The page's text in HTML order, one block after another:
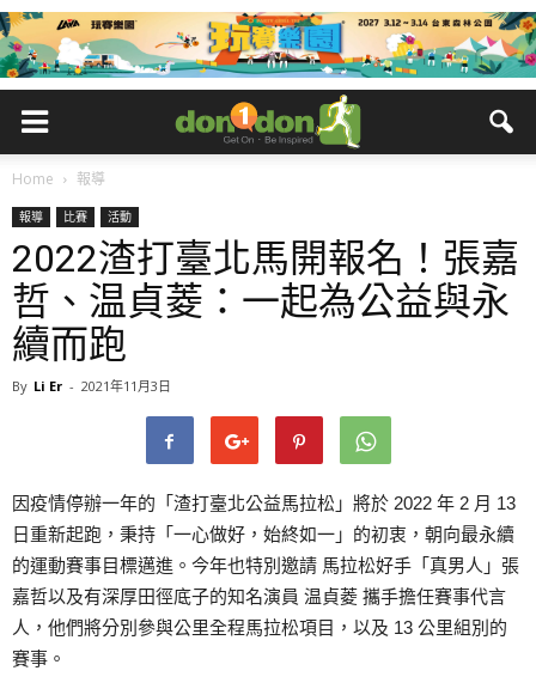
Home 報導
報導 比賽 活動
2022渣打臺北馬開報名！張嘉
哲、温貞菱：一起為公益與永
續而跑
By Li Er - 2021年11月3日
因疫情停辦一年的「渣打臺北公益馬拉松」將於 2022 年 2 月 13
日重新起跑，秉持「一心做好，始終如一」的初衷，朝向最永續
的運動賽事目標邁進。今年也特別邀請 馬拉松好手「真男人」張
嘉哲以及有深厚田徑底子的知名演員 温貞菱 攜手擔任賽事代言
人，他們將分別參與公里全程馬拉松項目，以及 13 公里組別的
賽事。